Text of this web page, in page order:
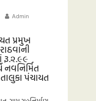
Admin
પ્રમુખ
રૂ.૨.૯૯
નવનિર્મિત
પંચાયત